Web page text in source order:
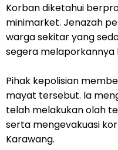
Korban diketahui
minimarket. Jenazah
warga sekitar yang
segera melaporkannya
Pihak kepolisian
mayat tersebut. la
telah melakukan olah
serta mengevakuasi
Karawang.